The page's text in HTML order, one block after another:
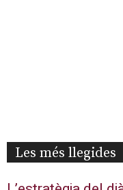
Les més llegides